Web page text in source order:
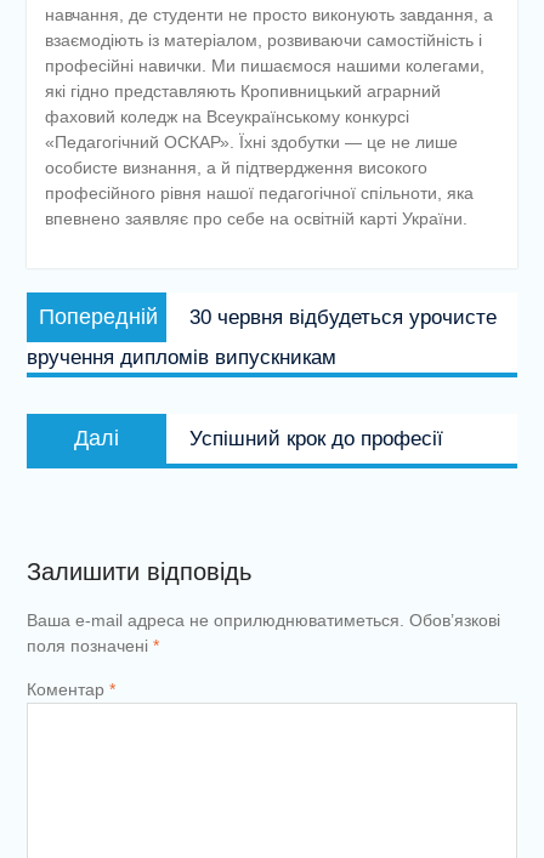
навчання, де студенти не просто виконують завдання, а
взаємодіють із матеріалом, розвиваючи самостійність і
професійні навички. Ми пишаємося нашими колегами,
які гідно представляють Кропивницький аграрний
фаховий коледж на Всеукраїнському конкурсі
«Педагогічний ОСКАР». Їхні здобутки — це не лише
особисте визнання, а й підтвердження високого
професійного рівня нашої педагогічної спільноти, яка
впевнено заявляє про себе на освітній карті України.
Навігація
записів
Попередній
запис:
30 червня відбудеться урочисте
вручення дипломів випускникам
Далі
Наступний
запис:
Успішний крок до професії
Залишити відповідь
Ваша e-mail адреса не оприлюднюватиметься. Обов’язкові
поля позначені *
Коментар *